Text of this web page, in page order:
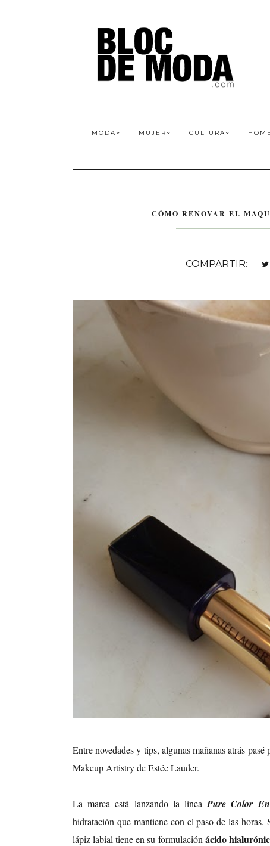
MODA MUJER CULTURA
CÓMO RENOVAR EL
COMPARTIR:
Entre novedades y tips, algunas mañanas atrás
Makeup Artistry de Estée Lauder.
La marca está lanzando la líneaPure Color
hidratación que mantiene con el paso de las
lápiz labial tiene en su formulaciónácido